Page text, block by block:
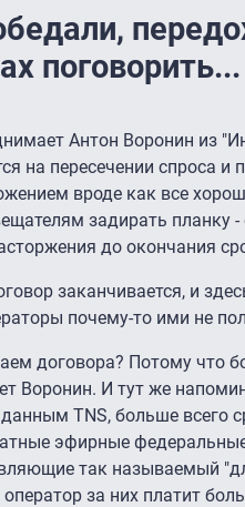
поговорить...
Антон Воронин из
на пересечении спроса
вроде как все
задирать планку
до окончания
заканчивается, и
почему-то ими не
договора? Потому что
Воронин. И тут же
TNS, больше всего
эфирные
так называемый
за них платит